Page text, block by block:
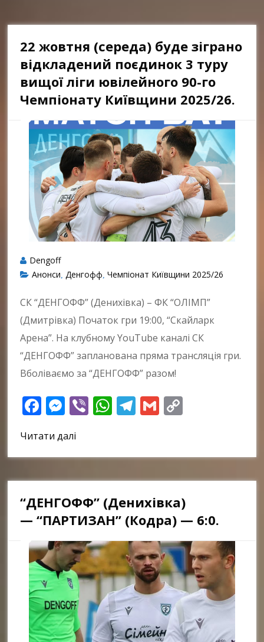
22 жовтня (середа) буде зіграно
відкладений поєдинок 3 туру
вищої ліги ювілейного 90-го
Чемпіонату Київщини 2025/26.
Dengoff
Анонси Денгофф ,Чемпіонат Київщини 2025/26
СК “ДЕНГОФФ” (Денихівка) – ФК “ОЛІМП”
(Дмитрівка) Початок гри 19:00, “Скайларк
Арена”. На клубному YouTube каналі СК
“ДЕНГОФФ” запланована пряма трансляція гри.
Вболіваємо за “ДЕНГОФФ” разом!
Facebook
Messenger
ViberWhatsApp
Telegram
Gmail
Читати далі
“ДЕНГОФФ” (Денихівка)
— “ПАРТИЗАН” (Кодра) — 6:0.